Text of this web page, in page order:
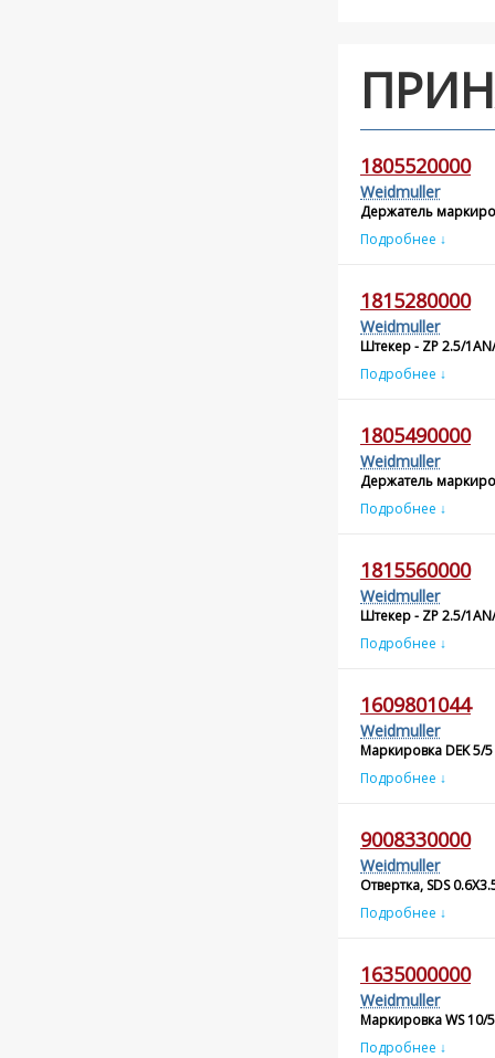
1805520000
Weidmuller
Держатель
Подробнее ↓
1815280000
Weidmuller
Штекер - ZP 2.5/
Подробнее ↓
1805490000
Weidmuller
Держатель
Подробнее ↓
1815560000
Weidmuller
Штекер - ZP 2.5/
Подробнее ↓
1609801044
Weidmuller
Маркировка DEK 5/5
Подробнее ↓
9008330000
Weidmuller
Отвертка, SDS
Подробнее ↓
1635000000
Weidmuller
Маркировка WS 10/5
Подробнее ↓